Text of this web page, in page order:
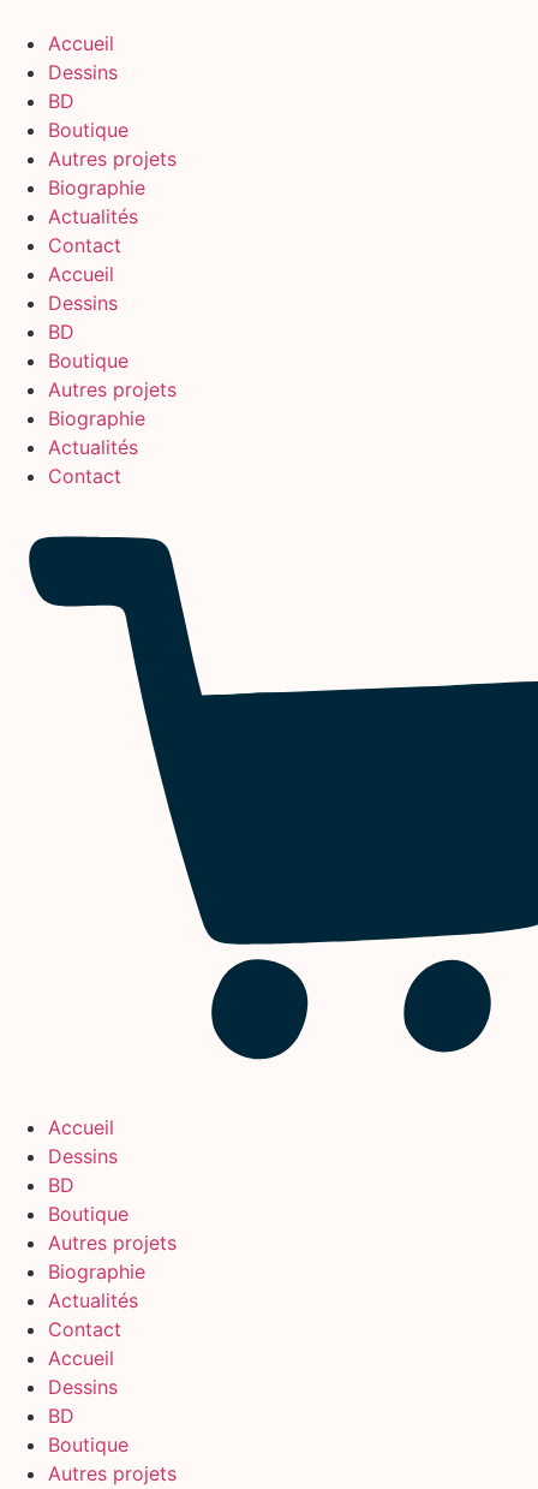
contenu
Accueil
Dessins
BD
Boutique
Autres projets
Biographie
Actualités
Contact
Accueil
Dessins
BD
Boutique
Autres projets
Biographie
Actualités
Contact
Accueil
Dessins
BD
Boutique
Autres projets
Biographie
Actualités
Contact
Accueil
Dessins
BD
Boutique
Autres projets